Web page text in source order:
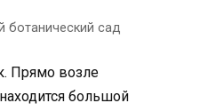
ботанический сад
Прямо возле
большой